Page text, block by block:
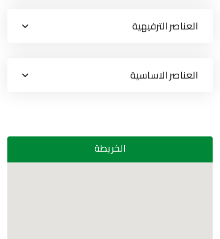
العناصر الترفيهية
العناصر الاساسية
الخريطة